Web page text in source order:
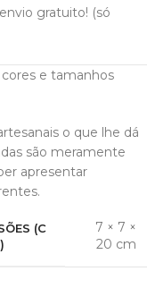
e tamanhos
o que lhe dá
são meramente
apresentar
(C
7 × 7 ×
20 cm
gratuito! (só